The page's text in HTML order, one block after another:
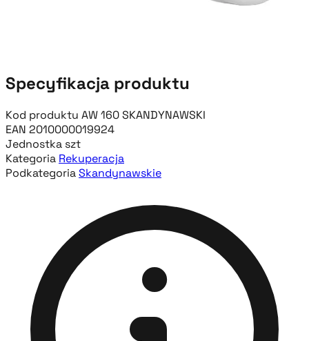
Specyfikacja produktu
Kod produktu AW 160 SKANDYNAWSKI
EAN 2010000019924
Jednostka szt
Kategoria Rekuperacja
PodkategoriaSkandynawskie